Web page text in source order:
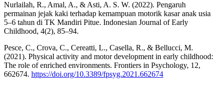
Nurlailah, R., Amal, A., & Asti, A. S. W. (2022). Pengaruh
permainan jejak kaki terhadap kemampuan motorik kasar anak usia
5–6 tahun di TK Mandiri Pitue. Indonesian Journal of Early
Childhood, 4(2), 85–94.
Pesce, C., Crova, C., Cereatti, L., Casella, R., & Bellucci, M.
(2021). Physical activity and motor development in early childhood:
The role of enriched environments. Frontiers in Psychology, 12,
662674. https://doi.org/10.3389/fpsyg.2021.662674